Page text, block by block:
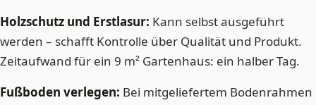
Holzschutz und Erstlasur: Kann selbst ausgeführt
werden – schafft Kontrolle über Qualität und Produkt.
Zeitaufwand für ein 9 m² Gartenhaus: ein halber Tag.
Fußboden verlegen: Bei mitgeliefertem Bodenrahmen